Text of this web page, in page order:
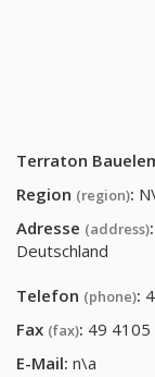
Terraton
Region (region):
Adresse (address):
Deutschland
Telefon (phone):
Fax (fax): 49
E-Mail: n\a